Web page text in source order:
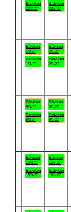
Badviken
22/2-27
Badviken
23/2-27
Båtviken
1/3-27
Badviken
1/3-27
Båtviken
2/3-27
Badviken
2/3-27
Båtviken
8/3-27
Badviken
8/3-27
Båtviken
9/3-27
Badviken
9/3-27
Båtviken
15/3-27
Badviken
15/3-27
Båtviken
16/3-27
Badviken
16/3-27